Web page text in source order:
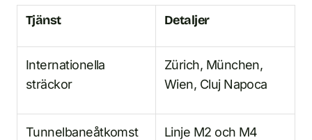
Tjänst Detaljer
Internationella
sträckor
Zürich, München,
Wien, Cluj Napoca
Tunnelbaneåtkomst Linje M2 och M4